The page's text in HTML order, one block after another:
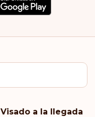
Visado a la llegada